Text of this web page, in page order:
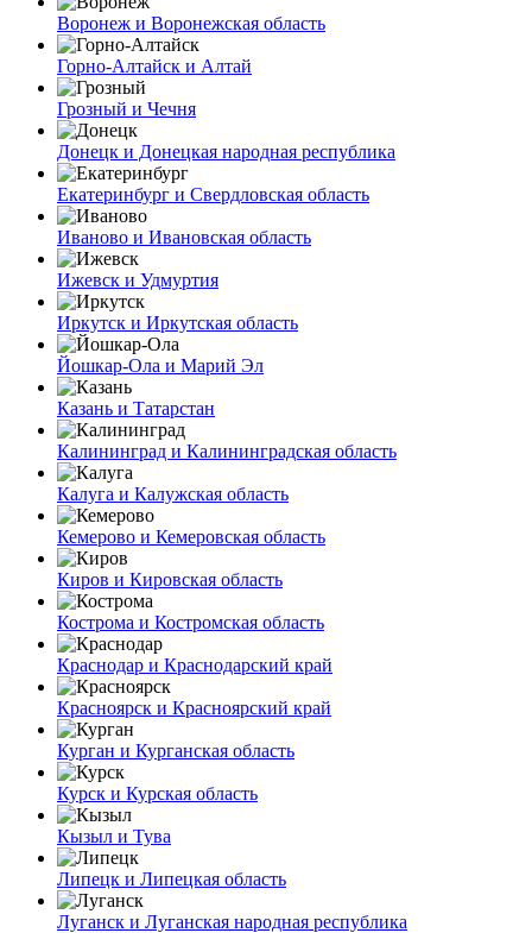
Воронеж и Воронежская область
Горно-Алтайск и Алтай
Грозный и Чечня
Донецк и Донецкая народная республика
Екатеринбург и Свердловская область
Иваново и Ивановская область
Ижевск и Удмуртия
Иркутск и Иркутская область
Йошкар-Ола и Марий Эл
Казань и Татарстан
Калининград и Калининградская область
Калуга и Калужская область
Кемерово и Кемеровская область
Киров и Кировская область
Кострома и Костромская область
Краснодар и Краснодарский край
Красноярск и Красноярский край
Курган и Курганская область
Курск и Курская область
Кызыл и Тува
Липецк и Липецкая область
Луганск и Луганская народная республика